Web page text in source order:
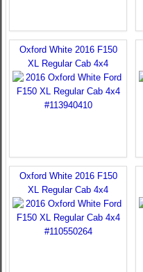
Oxford White 2016 F150
XL Regular Cab 4x4
Oxford White 2016 F150
XL Regular Cab 4x4